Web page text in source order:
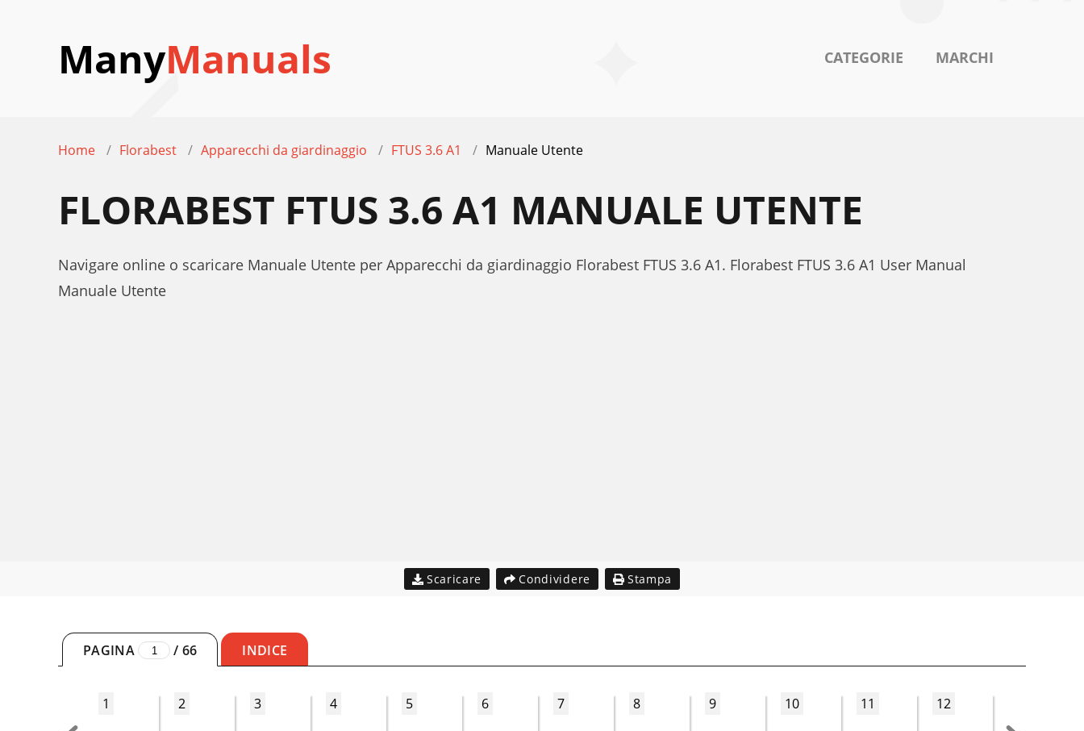
ManyManuals CATEGORIE MARCHI
Home Florabest Apparecchi da giardinaggio FTUS 3.6 A1 Manuale Utente
FLORABEST FTUS 3.6 A1 MANUALE UTENTE
Navigare online o scaricare Manuale Utente per Apparecchi da giardinaggio Florabest FTUS 3.6 A1. Florabest FTUS 3.6 A1 User Manual
Manuale Utente
Scaricare Condividere Stampa
PAGINA / 66 INDICE
1 2 3 4 5 6 7 8 9 10 11 12